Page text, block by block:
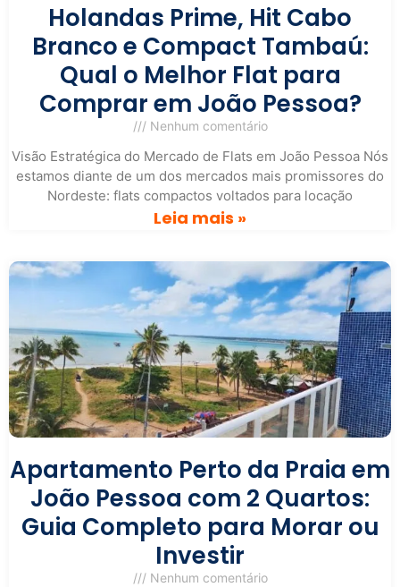
Holandas Prime, Hit Cabo
Branco e Compact Tambaú:
Qual o Melhor Flat para
Comprar em João Pessoa?
Nenhum comentário
Visão Estratégica do Mercado de Flats em João Pessoa Nós
estamos diante de um dos mercados mais promissores do
Nordeste: flats compactos voltados para locação
Leia mais »
Apartamento Perto da Praia em
João Pessoa com 2 Quartos:
Guia Completo para Morar ou
Investir
Nenhum comentário